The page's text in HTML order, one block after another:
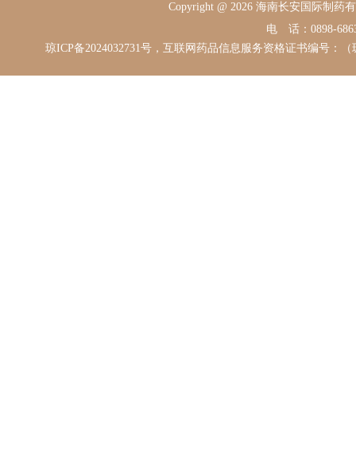
Copyright @ 2026 海南长安国际制
电 话：0898-
琼ICP备2024032731号，互联网药品信息服务资格证书编号：（